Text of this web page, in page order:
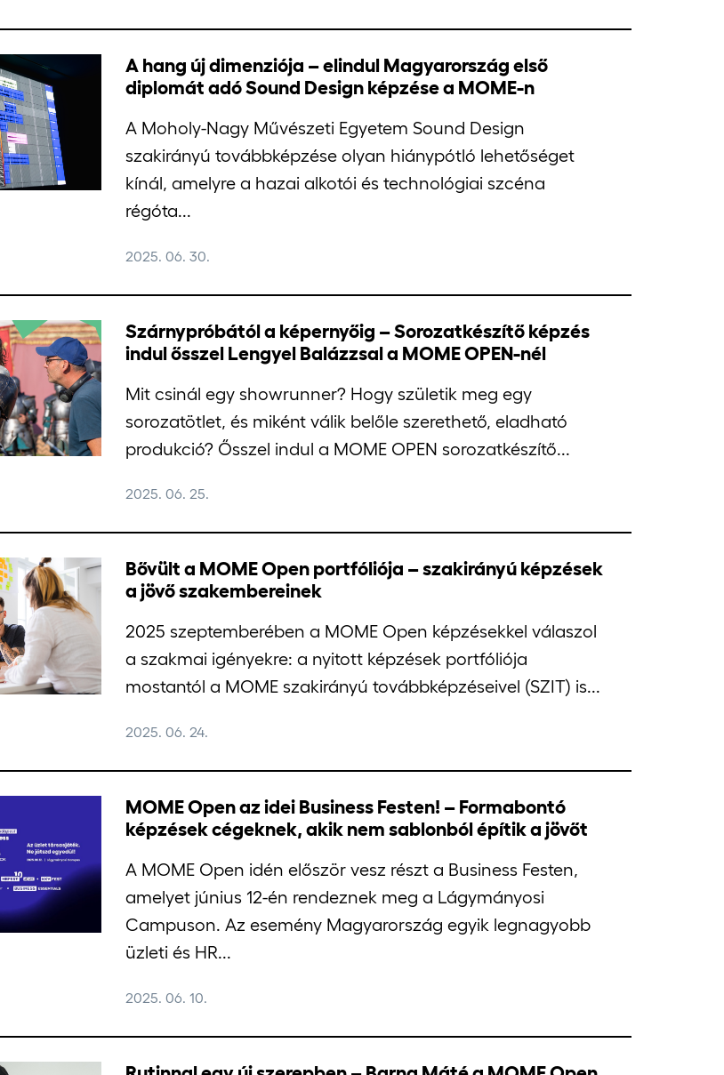
A hang új dimenziója – elindul Magyarország első
diplomát adó Sound Design képzése a MOME-n
A Moholy-Nagy Művészeti Egyetem Sound Design
szakirányú továbbképzése olyan hiánypótló lehetőséget
kínál, amelyre a hazai alkotói és technológiai szcéna
régóta...
2025. 06. 30.
Szárnypróbától a képernyőig – Sorozatkészítő képzés
indul ősszel Lengyel Balázzsal a MOME OPEN-nél
Mit csinál egy showrunner? Hogy születik meg egy
sorozatötlet, és miként válik belőle szerethető, eladható
produkció? Ősszel indul a MOME OPEN sorozatkészítő...
2025. 06. 25.
Bővült a MOME Open portfóliója – szakirányú képzések
a jövő szakembereinek
2025 szeptemberében a MOME Open képzésekkel válaszol
a szakmai igényekre: a nyitott képzések portfóliója
mostantól a MOME szakirányú továbbképzéseivel (SZIT) is...
2025. 06. 24.
MOME Open az idei Business Festen! – Formabontó
képzések cégeknek, akik nem sablonból építik a jövőt
A MOME Open idén először vesz részt a Business Festen,
amelyet június 12-én rendeznek meg a Lágymányosi
Campuson. Az esemény Magyarország egyik legnagyobb
üzleti és HR...
2025. 06. 10.